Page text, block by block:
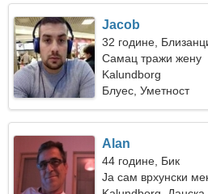
Jacob
32 године,
Самац тражи жену
Kalundborg
Блуес, Уметност
Alan
44 године, Бик
Ја сам врхунски